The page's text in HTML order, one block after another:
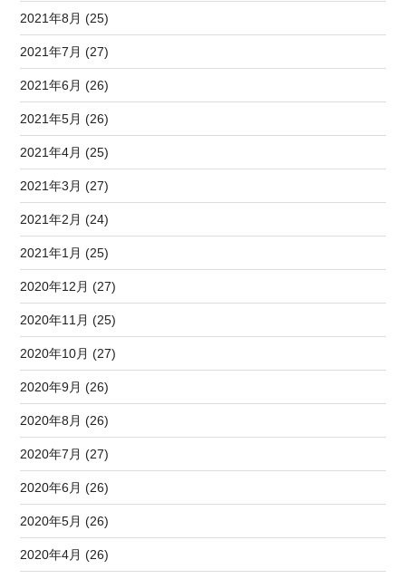
2021年8月 (25)
2021年7月 (27)
2021年6月 (26)
2021年5月 (26)
2021年4月 (25)
2021年3月 (27)
2021年2月 (24)
2021年1月 (25)
2020年12月 (27)
2020年11月 (25)
2020年10月 (27)
2020年9月 (26)
2020年8月 (26)
2020年7月 (27)
2020年6月 (26)
2020年5月 (26)
2020年4月 (26)